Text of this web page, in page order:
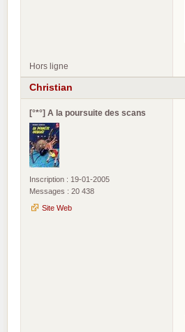
Hors ligne
Christian
[°*°] A la poursuite des scans
Inscription : 19-01-2005
Messages : 20 438
Site Web